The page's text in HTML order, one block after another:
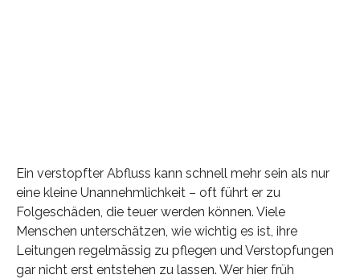
Ein verstopfter Abfluss kann schnell mehr sein als nur
eine kleine Unannehmlichkeit – oft führt er zu
Folgeschäden, die teuer werden können. Viele
Menschen unterschätzen, wie wichtig es ist, ihre
Leitungen regelmässig zu pflegen und Verstopfungen
gar nicht erst entstehen zu lassen. Wer hier früh